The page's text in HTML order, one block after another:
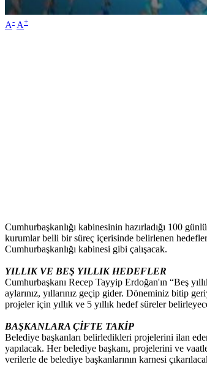
A- A+
Cumhurbaşkanlığı kabinesinin hazırladığı 100
kurumlar belli bir süreç içerisinde belirlenen
Cumhurbaşkanlığı kabinesi gibi çalışacak.
YILLIK VE BEŞ YILLIK HEDEFLER
Cumhurbaşkanı Recep Tayyip Erdoğan'ın “Beş
aylarınız, yıllarınız geçip gider. Döneminiz bitip
projeler için yıllık ve 5 yıllık hedef süreler
BAŞKANLARA ÇİFTE TAKİP
Belediye başkanları belirledikleri projelerini ilan
yapılacak. Her belediye başkanı, projelerini ve
verilerle de belediye başkanlarının karnesi